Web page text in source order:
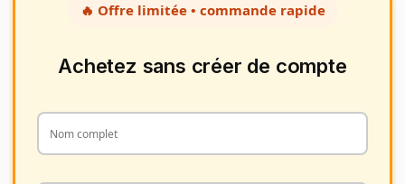
🔥 Offre limitée • commande rapide
Achetez sans créer de compte